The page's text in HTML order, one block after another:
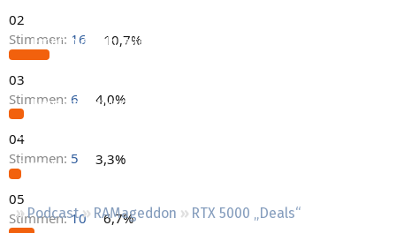
Empfohlene Inhalte
Neueste Aktivitäten
Leserartikel
Regeln
Podcast RAMageddon
RTX 5000 „Deals“
r
m
02
Stimmen: 16 10,7%
03
Stimmen: 6 4,0%
04
Stimmen: 5 3,3%
05
Stimmen:10 6,7%